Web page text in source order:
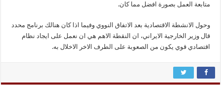
متابعة العمل بصورة افضل مما كان.
وحول الانشطة الاقتصادية بعد الاتفاق النووي وفيما اذا كان هنالك برنامج محدد
قال وزير الخارجية الايراني، ان النقطة الاهم هي ان نعمل على ايجاد نظام
اقتصادي قوي يكون من الصعوبة على الطرف الاخر الاخلال به.